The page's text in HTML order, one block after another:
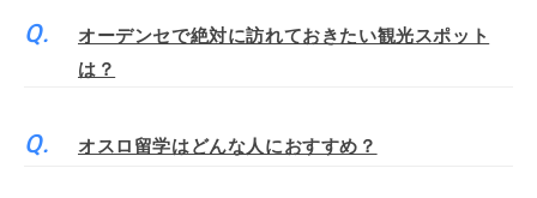
オーデンセで絶対に訪れておきたい観光スポット
は？
オスロ留学はどんな人におすすめ？